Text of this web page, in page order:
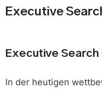
Executive
Executive
In der heutigen